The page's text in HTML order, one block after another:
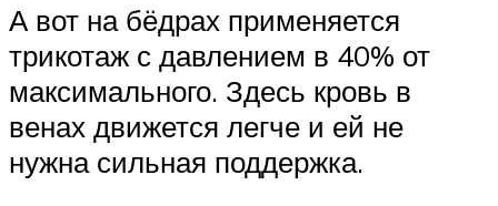
А вот на бёдрах применяется
трикотаж с давлением в 40% от
максимального. Здесь кровь в
венах движется легче и ей не
нужна сильная поддержка.